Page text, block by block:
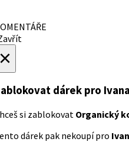
dárek pro
si zablokovat Organický
dárek pak nekoupí pro